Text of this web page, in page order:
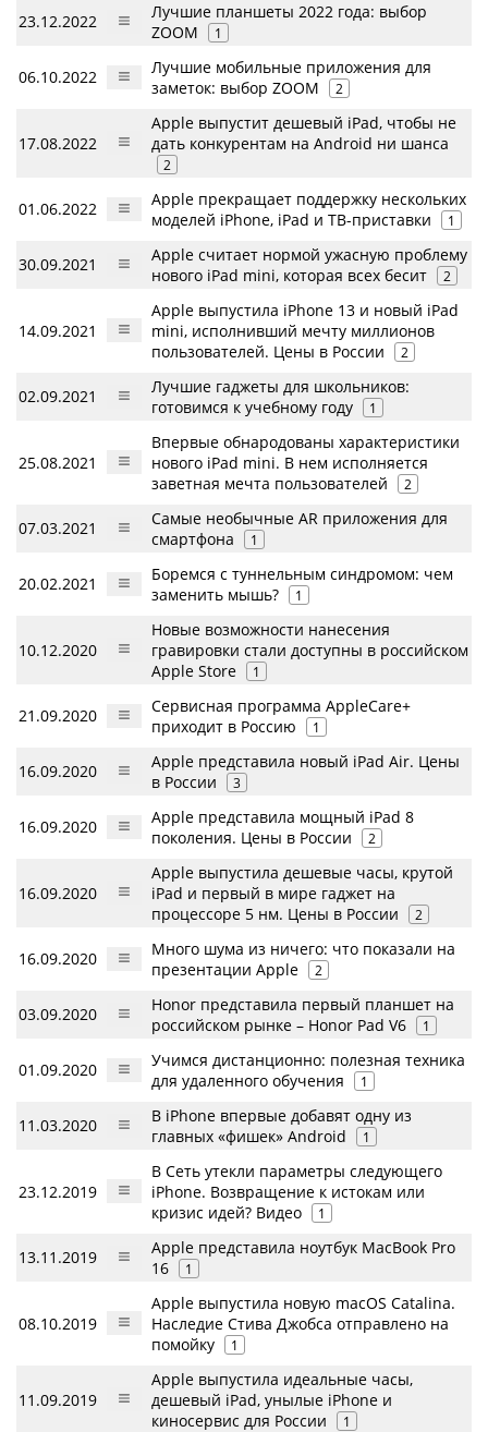
23.12.2022
Лучшие планшеты 2022 года: выбор
ZOOM
1
06.10.2022
Лучшие мобильные приложения для
заметок: выбор ZOOM
2
17.08.2022
Apple выпустит дешевый iPad, чтобы не
дать конкурентам на Android ни шанса
2
01.06.2022
Apple прекращает поддержку нескольких
моделей iPhone, iPad и ТВ-приставки
1
30.09.2021
Apple считает нормой ужасную проблему
нового iPad mini, которая всех бесит
2
14.09.2021
Apple выпустила iPhone 13 и новый iPad
mini, исполнивший мечту миллионов
пользователей. Цены в России
2
02.09.2021
Лучшие гаджеты для школьников:
готовимся к учебному году
1
25.08.2021
Впервые обнародованы характеристики
нового iPad mini. В нем исполняется
заветная мечта пользователей
2
07.03.2021
Самые необычные AR приложения для
смартфона
1
20.02.2021
Боремся с туннельным синдромом: чем
заменить мышь?
1
10.12.2020
Новые возможности нанесения
гравировки стали доступны в российском
Apple Store
1
21.09.2020
Сервисная программа AppleCare+
приходит в Россию
1
16.09.2020
Apple представила новый iPad Air. Цены
в России
3
16.09.2020
Apple представила мощный iPad 8
поколения. Цены в России
2
16.09.2020
Apple выпустила дешевые часы, крутой
iPad и первый в мире гаджет на
процессоре 5 нм. Цены в России
2
16.09.2020
Много шума из ничего: что показали на
презентации Apple
2
03.09.2020
Honor представила первый планшет на
российском рынке – Honor Pad V6
1
01.09.2020
Учимся дистанционно: полезная техника
для удаленного обучения
1
11.03.2020
В iPhone впервые добавят одну из
главных «фишек» Android
1
23.12.2019
В Сеть утекли параметры следующего
iPhone. Возвращение к истокам или
кризис идей? Видео
1
13.11.2019
Apple представила ноутбук MacBook Pro
16
1
08.10.2019
Apple выпустила новую macOS Catalina.
Наследие Стива Джобса отправлено на
помойку
1
11.09.2019
Apple выпустила идеальные часы,
дешевый iPad, унылые iPhone и
киносервис для России
1